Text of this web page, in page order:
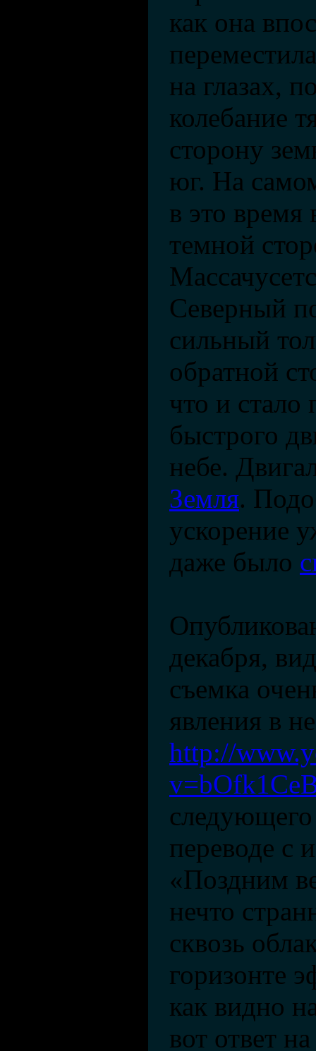
как она
на глазах,
колебание
сторону
юг. На
в это
темной
Северный
сильный
обратной
что и стало
быстрого
небе.
Земля.
ускорение
даже было
декабря,
съемка
явления в
http://
переводе с
«Поздним
нечто
сквозь
горизонте
как видно
вот ответ